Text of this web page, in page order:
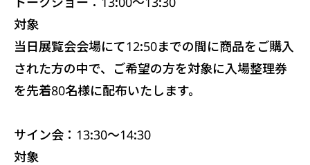
対象
当日展覧会会場にて12:50までの間に商品をご購入
された方の中で、ご希望の方を対象に入場整理券
を先着80名様に配布いたします。
サイン会：13:30～14:30
対象